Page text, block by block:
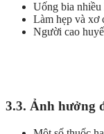
Uống bia nhiều
Làm hẹp và xơ
Người cao
3.3. Ảnh hưởng